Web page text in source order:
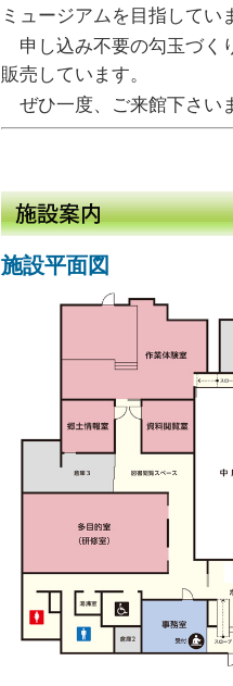
ミュージアムを目指してい
申し込み不要の勾玉づく
販売しています。
ぜひ一度、ご来館下さい
施設平面図